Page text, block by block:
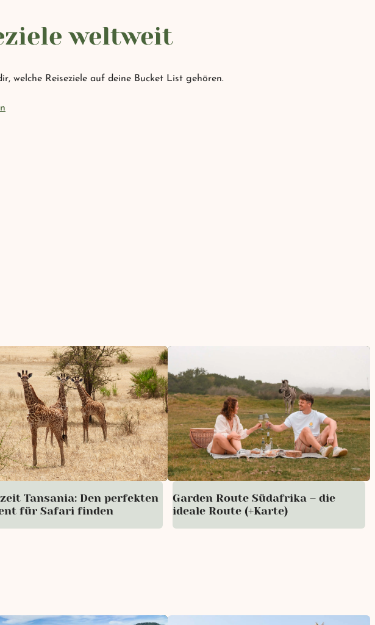
weltweit
welche Reiseziele auf deine Bucket List gehören.
Tansania: Den perfekten
für Safari finden
Garden Route Südafrika – die
ideale Route (+Karte)